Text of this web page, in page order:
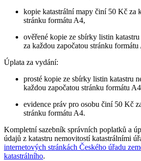
kopie katastrální mapy činí 50 Kč za
stránku formátu A4,
ověřené kopie ze sbírky listin
za každou započatou stránku formátu
Úplata za vydání:
prosté kopie ze sbírky listin katastru
každou započatou stránku formátu
evidence práv pro osobu činí 50 Kč
stránku formátu A4.
Kompletní sazebník správních poplatků a
údajů z katastru nemovitostí katastrálními
internetových stránkách Českého úřadu
katastrálního.